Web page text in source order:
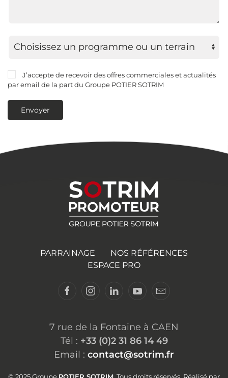
J’accepte de recevoir des offres commerciales et actualités
par email de la part du Groupe POTIER SOTRIM
Envoyer
PARRAINAGE
NOS RÉFÉRENCES
ESPACE PRO
7 rue de la Fontaine à CAEN
Tél : +33 (0)2 31 86 14 49
Email : contact@sotrim.fr